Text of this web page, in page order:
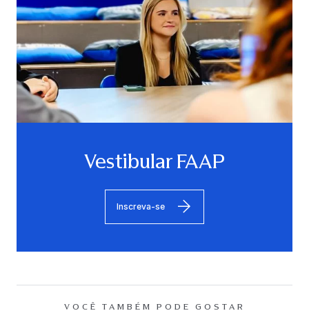
Vestibular FAAP
Inscreva-se
VOCÊ TAMBÉM PODE GOSTAR